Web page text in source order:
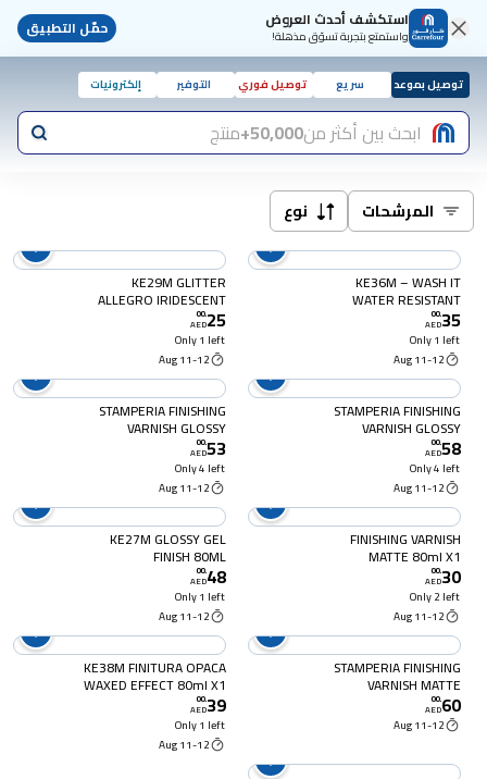
استكشف أحدث العروض
واستمتع بتجربة تسوّق مذهلة! حمّل التطبيق
توصيل بموعد سريع توصيل فوري التوفير إلكترونيات
ابحث بين أكثر من50,000+ منتج
المرشحات نوع
KE36M – WASH IT
WATER RESISTANT
FINISH 80ML
35
.
00
AED
Only 1 left
11-12 Aug
KE29M GLITTER
ALLEGRO IRIDESCENT
FINISH 80 ML
25
.
00
AED
Only 1 left
11-12 Aug
STAMPERIA FINISHING
VARNISH GLOSSY
58
.
00
AED
Only 4 left
11-12 Aug
STAMPERIA FINISHING
VARNISH GLOSSY
53
.
00
AED
Only 4 left
11-12 Aug
FINISHING VARNISH
MATTE 80ml X1
30
.
00
AED
Only 2 left
11-12 Aug
KE27M GLOSSY GEL
FINISH 80ML
48
.
00
AED
Only 1 left
11-12 Aug
STAMPERIA FINISHING
VARNISH MATTE
60
.
00
AED
11-12 Aug
KE38M FINITURA OPACA
WAXED EFFECT 80ml X1
39
.
00
AED
Only 1 left
11-12 Aug